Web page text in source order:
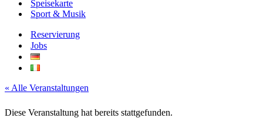
Speisekarte
Sport & Musik
Reservierung
Jobs
« Alle Veranstaltungen
Diese Veranstaltung hat bereits stattgefunden.